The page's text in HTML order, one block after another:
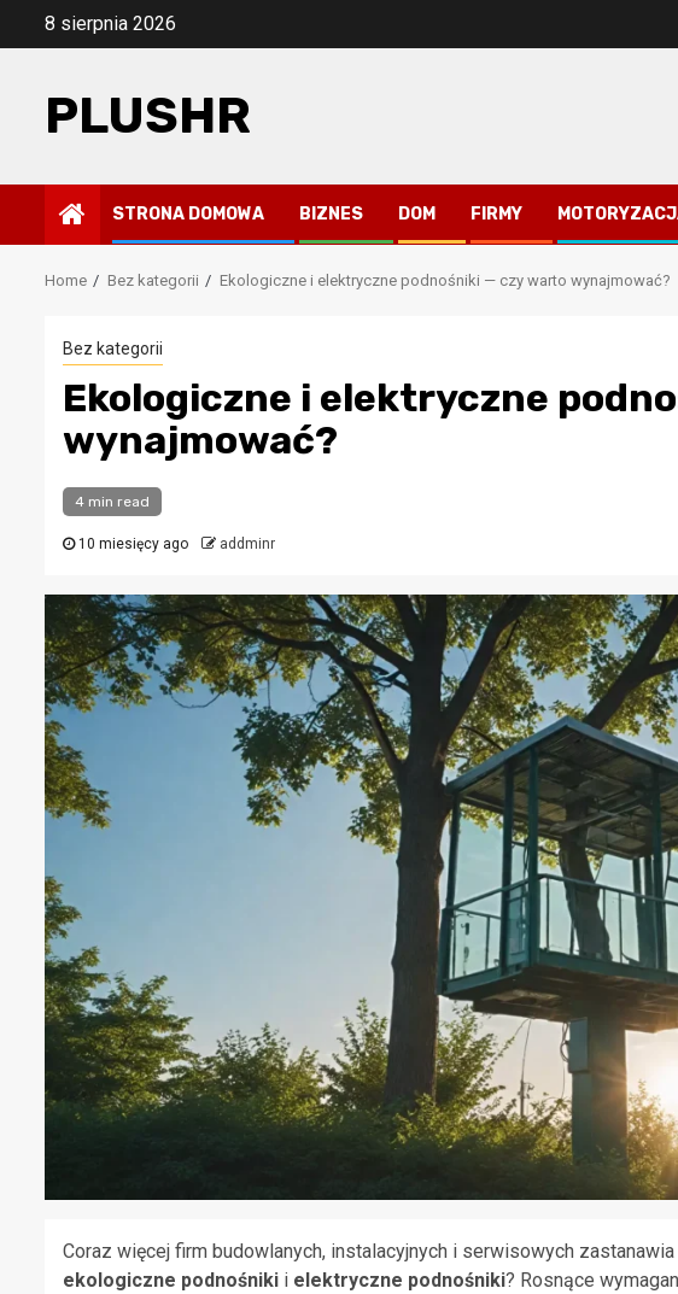
8 sierpnia 2026
PLUSHR
STRONA DOMOWA BIZNES DOM FIRMY
Home Bez kategorii Ekologiczne i elektryczne podnośniki — czy warto wynajmować?
Bez kategorii
Ekologiczne i elektryczne
wynajmować?
4 min read
10 miesięcy ago addminr
Coraz więcej firm budowlanych, instalacyjnych i serwisowych
ekologiczne podnośniki i elektryczne podnośniki? Rosnące